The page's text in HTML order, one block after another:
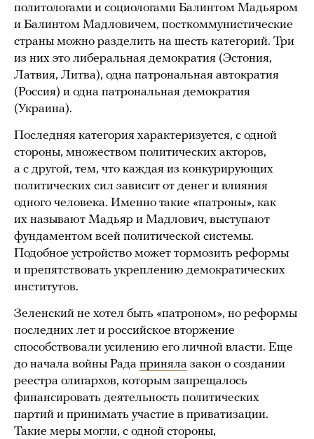
политологами и социологами Балинтом Мадьяром
и Балинтом Мадловичем, посткоммунистические
страны можно разделить на шесть категорий. Три
из них это либеральная демократия (Эстония,
Латвия, Литва), одна патрональная автократия
(Россия) и одна патрональная демократия
(Украина).
Последняя категория характеризуется, с одной
стороны, множеством политических акторов,
а с другой, тем, что каждая из конкурирующих
политических сил зависит от денег и влияния
одного человека. Именно такие «патроны», как
их называют Мадьяр и Мадлович, выступают
фундаментом всей политической системы.
Подобное устройство может тормозить реформы
и препятствовать укреплению демократических
институтов.
Зеленский не хотел быть «патроном», но реформы
последних лет и российское вторжение
способствовали усилению его личной власти. Еще
до начала войны Рада приняла закон о создании
реестра олигархов, которым запрещалось
финансировать деятельность политических
партий и принимать участие в приватизации.
Такие меры могли, с одной стороны,